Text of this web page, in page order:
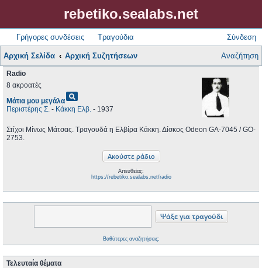
rebetiko.sealabs.net
Γρήγορες συνδέσεις Τραγούδια Σύνδεση
Αρχική Σελίδα Αρχική Συζητήσεων Αναζήτηση
Radio
8 ακροατές
Μάτια μου μεγάλαpageview
Περιστέρης Σ. - Κάκκη Ελβ. - 1937
Στίχοι Μίνως Μάτσας. Τραγουδά η Ελβίρα Κάκκη. Δίσκος Odeon GA-7045 / GO-
2753.
Απευθείας:
https://rebetiko.sealabs.net/radio
Βαθύτερες αναζητήσεις;
Τελευταία θέματα